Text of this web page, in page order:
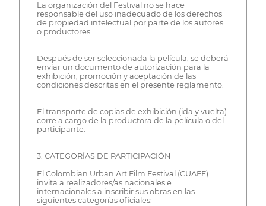
La organización del Festival no se hace
responsable del uso inadecuado de los derechos
de propiedad intelectual por parte de los autores
o productores.
Después de ser seleccionada la película, se deberá
enviar un documento de autorización para la
exhibición, promoción y aceptación de las
condiciones descritas en el presente reglamento.
El transporte de copias de exhibición (ida y vuelta)
corre a cargo de la productora de la película o del
participante.
3. CATEGORÍAS DE PARTICIPACIÓN
El Colombian Urban Art Film Festival (CUAFF)
invita a realizadores/as nacionales e
internacionales a inscribir sus obras en las
siguientes categorías oficiales: